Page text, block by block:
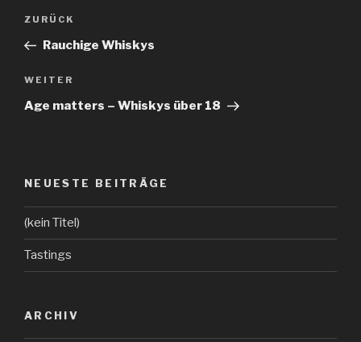
Beitragsnavigation
Vorheriger
Beitrag
ZURÜCK
Rauchige Whiskys
Nächster
Beitrag
WEITER
Age matters – Whiskys über 18
NEUESTE BEITRÄGE
(kein Titel)
Tastings
ARCHIV